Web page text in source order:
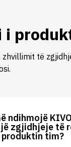
i
të
ndihmojë
zgjidhjeje të
tim?